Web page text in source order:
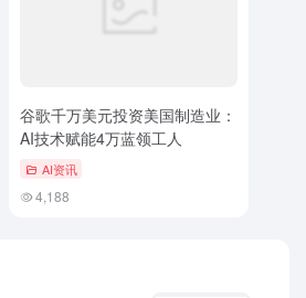
谷歌千万美元投资美国制造业：
AI技术赋能4万蓝领工人
AI资讯
4,188